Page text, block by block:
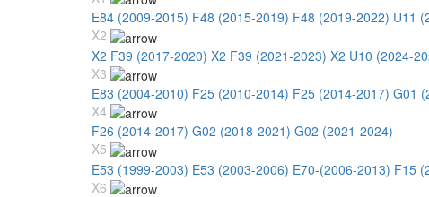
E84 (2009-2015) F48 (2015-2019) F48 (2019-2022) U11
X2
X2 F39 (2017-2020) X2 F39 (2021-2023) X2 U10 (2024-
X3
E83 (2004-2010) F25 (2010-2014) F25 (2014-2017) G01
X4
F26 (2014-2017) G02 (2018-2021) G02 (2021-2024)
X5
E53 (1999-2003) E53 (2003-2006) E70-(2006-2013) F15
X6